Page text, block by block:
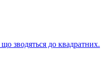
зводяться до квадратних.